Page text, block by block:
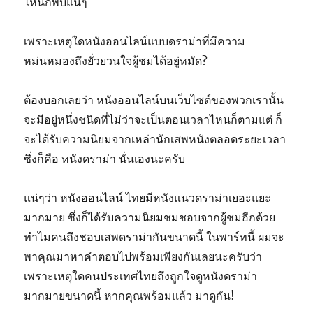
เพราะเหตุใดหนังออนไลน์แบบดราม่าที่มีความ
หม่นหมองถึงยั่วยวนใจผู้ชมได้อยู่หมัด?
ต้องบอกเลยว่า หนังออนไลน์บนเว็บไซต์ของพวกเรานั้น
จะมีอยู่หนึ่งชนิดที่ไม่ว่าจะเป็นตอนเวลาไหนก็ตามแต่ ก็
จะได้รับความนิยมจากเหล่านักเสพหนังตลอดระยะเวลา
ซึ่งก็คือ หนังดราม่า นั่นเองนะครับ
แน่ๆว่า หนังออนไลน์ ไทยมีหนังแนวดราม่าเยอะแยะ
มากมาย ซึ่งก็ได้รับความนิยมชมชอบจากผู้ชมอีกด้วย
ทำไมคนถึงชอบเสพดราม่ากันขนาดนี้ ในพาร์ทนี้ ผมจะ
พาคุณมาหาคำตอบไปพร้อมเพียงกันเลยนะครับว่า
เพราะเหตุใดคนประเทศไทยถึงถูกใจดูหนังดราม่า
มากมายขนาดนี้ หากคุณพร้อมแล้ว มาดูกัน!